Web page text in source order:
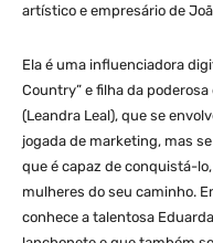
artístico e empresário de
Ela é uma influenciadora
Country” e filha da
(Leandra Leal), que se
jogada de marketing, mas
que é capaz de conquistá-
mulheres do seu caminho.
conhece a talentosa